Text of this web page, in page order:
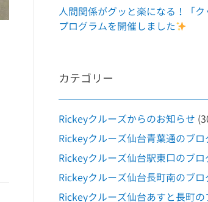
人間関係がグッと楽になる！「ク
プログラムを開催しました
カテゴリー
Rickeyクルーズからのお知らせ
Rickeyクルーズ仙台青葉通のブロ
Rickeyクルーズ仙台駅東口のブロ
Rickeyクルーズ仙台長町南のブロ
Rickeyクルーズ仙台あすと長町の